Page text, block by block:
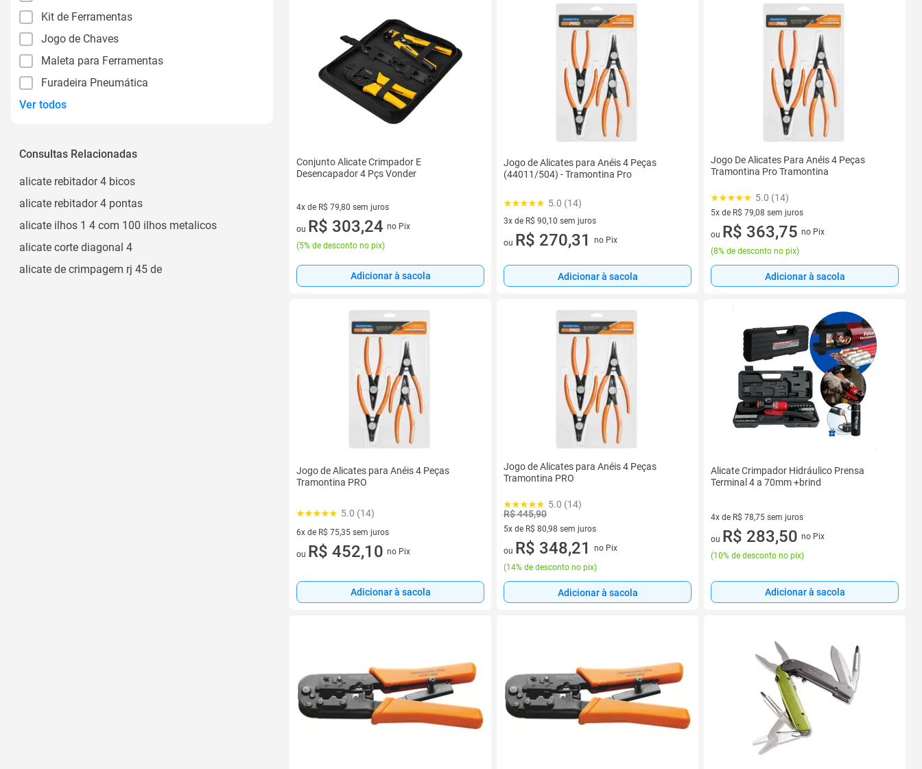
Kit de Ferramentas
Jogo de Chaves
Maleta para Ferramentas
Furadeira Pneumática
Ver todos
Consultas Relacionadas
alicate rebitador 4 bicos
alicate rebitador 4 pontas
alicate ilhos 1 4 com 100 ilhos metalicos
alicate corte diagonal 4
alicate de crimpagem rj 45 de
Conjunto Alicate Crimpador E
Desencapador 4 Pçs Vonder
4x de R$ 79,80 sem juros
4 vez de R$ 79,80 sem juros
ou R$ 303,24 no Pix
(5% de desconto no pix)
Adicionar à sacola
Jogo de Alicates para Anéis 4 Peças
(44011/504) - Tramontina Pro
5.0 (14)
3x de R$ 90,10 sem juros
3 vez de R$ 90,10 sem juros
ou R$ 270,31 no Pix
Adicionar à sacola
Jogo De Alicates Para Anéis 4 Peças
Tramontina Pro Tramontina
5.0 (14)
5x de R$ 79,08 sem juros
5 vez de R$ 79,08 sem juros
ou R$ 363,75 no Pix
(8% de desconto no pix)
Adicionar à sacola
Jogo de Alicates para Anéis 4 Peças
Tramontina PRO
5.0 (14)
6x de R$ 75,35 sem juros
6 vez de R$ 75,35 sem juros
ou R$ 452,10 no Pix
Adicionar à sacola
Jogo de Alicates para Anéis 4 Peças
Tramontina PRO
5.0 (14)
R$ 445,90
5x de R$ 80,98 sem juros
5 vez de R$ 80,98 sem juros
ou R$ 348,21
no Pix
(14% de desconto no pix)
Adicionar à sacola
Alicate Crimpador Hidráulico Prensa
Terminal 4 a 70mm +brind
4x de R$ 78,75 sem juros
4 vez de R$ 78,75 sem juros
ou R$ 283,50 no Pix
(10% de desconto no pix)
Adicionar à sacola